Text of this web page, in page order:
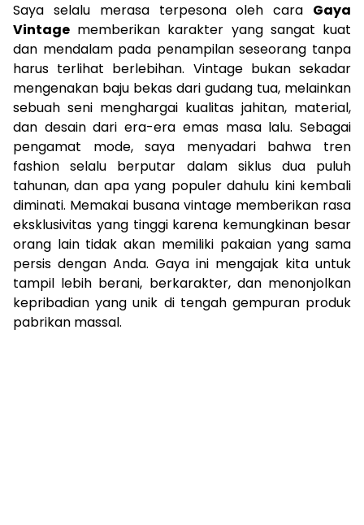
Saya selalu merasa terpesona oleh cara Gaya
Vintage memberikan karakter yang sangat kuat
dan mendalam pada penampilan seseorang tanpa
harus terlihat berlebihan. Vintage bukan sekadar
mengenakan baju bekas dari gudang tua, melainkan
sebuah seni menghargai kualitas jahitan, material,
dan desain dari era-era emas masa lalu. Sebagai
pengamat mode, saya menyadari bahwa tren
fashion selalu berputar dalam siklus dua puluh
tahunan, dan apa yang populer dahulu kini kembali
diminati. Memakai busana vintage memberikan rasa
eksklusivitas yang tinggi karena kemungkinan besar
orang lain tidak akan memiliki pakaian yang sama
persis dengan Anda. Gaya ini mengajak kita untuk
tampil lebih berani, berkarakter, dan menonjolkan
kepribadian yang unik di tengah gempuran produk
pabrikan massal.